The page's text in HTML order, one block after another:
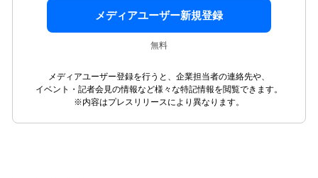
メディアユーザー新規登録
無料
メディアユーザー登録を行うと、企業担当者の連絡先や、
イベント・記者会見の情報など様々な特記情報を閲覧できます。
※内容はプレスリリースにより異なります。